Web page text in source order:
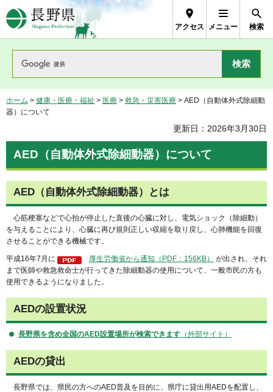
長野県Nagano Prefecture
アクセス メニュー 検索
ホーム > 健康・医療・福祉 > 医療 > 救急・災害医療 > AED（自動体外式除細動
器）について
更新日：2026年3月30日
AED（自動体外式除細動器）について
AED（自動体外式除細動器）とは
心筋梗塞などで心拍が停止した直後の心臓に対し、電気ショック（除細動）
を与えることにより、心臓に再び規則正しい収縮を取り戻し、心肺機能を回復
させることができる機械です。
平成16年7月に 厚生労働省から通知（PDF：156KB）
が出され、それ
まで医師や救急救命士が行ってきた除細動器の使用について、一般市民の方も
使用できるようになりました。
AEDの設置状況
長野県を含め全国のAED設置場所が検索できます（外部サイト）
AEDの貸出
長野県では、県民の方へのAED普及を目的に、県庁に貸出用AEDを配置し、